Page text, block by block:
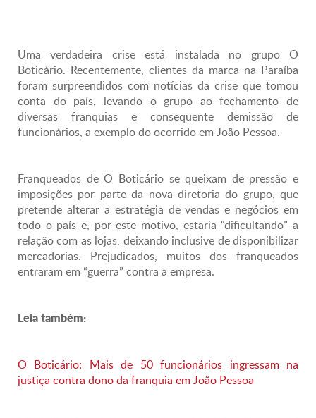
Uma verdadeira crise está instalada no grupo O
Boticário. Recentemente, clientes da marca na Paraíba
foram surpreendidos com notícias da crise que tomou
conta do país, levando o grupo ao fechamento de
diversas franquias e consequente demissão de
funcionários, a exemplo do ocorrido em João Pessoa.
Franqueados de O Boticário se queixam de pressão e
imposições por parte da nova diretoria do grupo, que
pretende alterar a estratégia de vendas e negócios em
todo o país e, por este motivo, estaria “dificultando” a
relação com as lojas, deixando inclusive de disponibilizar
mercadorias. Prejudicados, muitos dos franqueados
entraram em “guerra” contra a empresa.
Leia também:
O Boticário: Mais de 50 funcionários ingressam na
justiça contra dono da franquia em João Pessoa